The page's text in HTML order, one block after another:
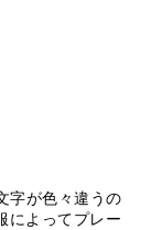
字が色々違うの
によってプレー